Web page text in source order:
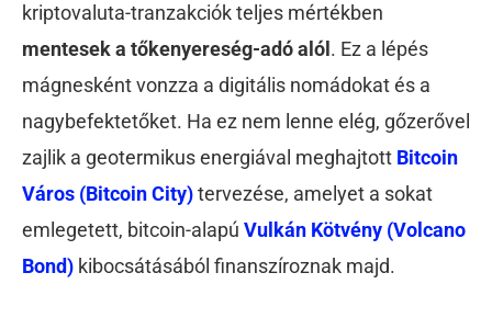
kriptovaluta-tranzakciók teljes mértékben
mentesek a tőkenyereség-adó alól . Ez a lépés
mágnesként vonzza a digitális nomádokat és a
nagybefektetőket. Ha ez nem lenne elég, gőzerővel
zajlik a geotermikus energiával meghajtott Bitcoin
Város (Bitcoin City)tervezése, amelyet a sokat
emlegetett, bitcoin-alapú Vulkán Kötvény (Volcano
Bond) kibocsátásából finanszíroznak majd.